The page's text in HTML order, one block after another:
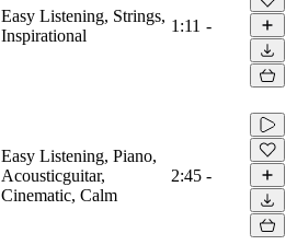
Easy Listening, Strings,
Inspirational
1:11 -
Easy Listening, Piano,
Acousticguitar,
Cinematic, Calm
2:45 -